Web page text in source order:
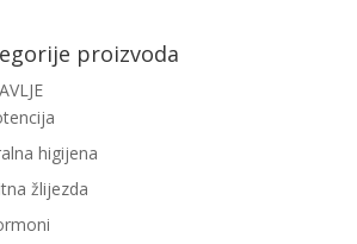
proizvoda
higijena
žlijezda